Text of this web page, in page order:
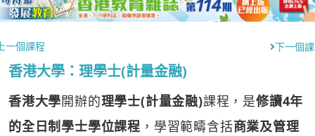
一個課程 下一個
香港大學：理學士(計量金融)
香港大學開辦的理學士(計量金融)課程，是修讀4年
的全日制學士學位課程 ，學習範疇含括商業及管理